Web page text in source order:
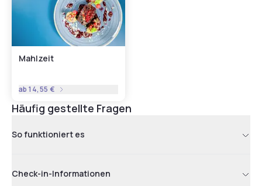
Mahlzeit
ab14,55 €
Häufig gestellte Fragen
So funktioniert es
Check-in-Informationen